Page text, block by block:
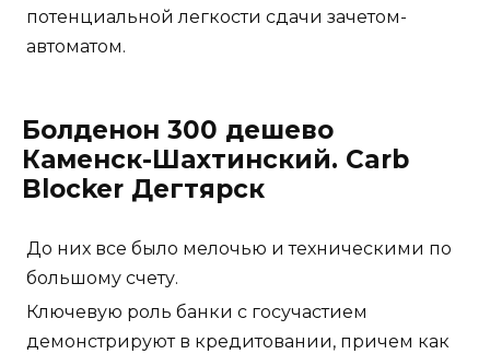
потенциальной легкости сдачи зачетом-
автоматом.
Болденон 300 дешево
Каменск-Шахтинский. Carb
Blocker Дегтярск
До них все было мелочью и техническими по
большому счету.
Ключевую роль банки с госучастием
демонстрируют в кредитовании, причем как